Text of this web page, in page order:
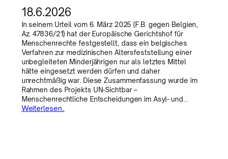
18.6.2026
In seinem Urteil vom 6. März 2025 (F.B. gegen Belgien,
Az. 47836/21) hat der Europäische Gerichtshof für
Menschenrechte festgestellt, dass ein belgisches
Verfahren zur medizinischen Altersfeststellung einer
unbegleiteten Minderjährigen nur als letztes Mittel
hätte eingesetzt werden dürfen und daher
unrechtmäßig war. Diese Zusammenfassung wurde im
Rahmen des Projekts UN-Sichtbar –
Menschenrechtliche Entscheidungen im Asyl- und…
Weiterlesen..